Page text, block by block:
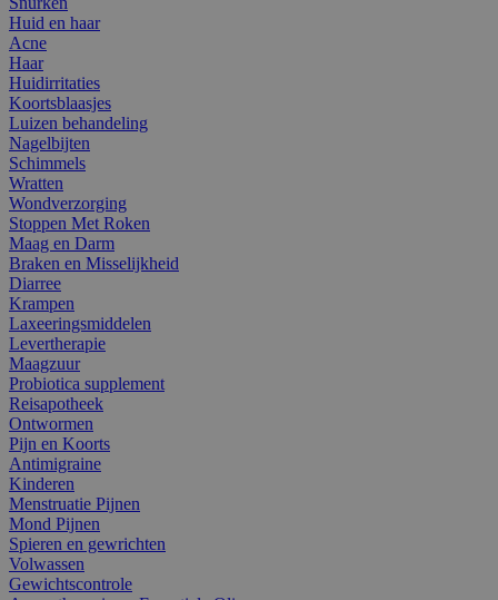
Huid en haar
Acne
Haar
Huidirritaties
Koortsblaasjes
Luizen behandeling
Nagelbijten
Schimmels
Wratten
Wondverzorging
Stoppen Met Roken
Maag en Darm
Braken en Misselijkheid
Diarree
Krampen
Laxeeringsmiddelen
Levertherapie
Maagzuur
Probiotica supplement
Reisapotheek
Ontwormen
Pijn en Koorts
Antimigraine
Kinderen
Menstruatie Pijnen
Mond Pijnen
Spieren en gewrichten
Volwassen
Gewichtscontrole